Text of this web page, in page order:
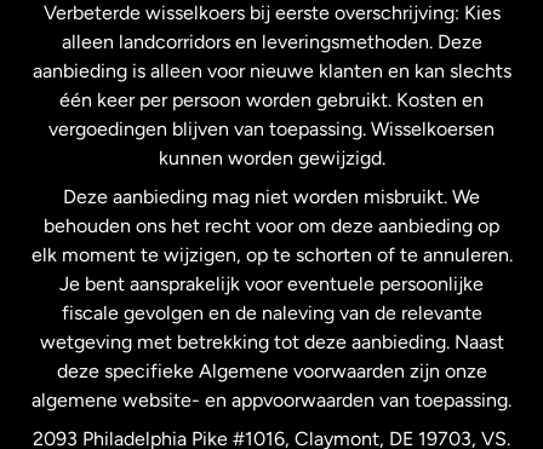
Maleisië
Nederland
Nieuw-Zeeland
Spanje
Verenigd Koninkrijk
Verenigde Staten English
Verbeterde wisselkoers bij eerste overschrijving: Kies
alleen landcorridors en leveringsmethoden. Deze
aanbieding is alleen voor nieuwe klanten en kan slechts
één keer per persoon worden gebruikt. Kosten en
vergoedingen blijven van toepassing. Wisselkoersen
kunnen worden gewijzigd.
Deze aanbieding mag niet worden misbruikt. We
behouden ons het recht voor om deze aanbieding op
elk moment te wijzigen, op te schorten of te annuleren.
Je bent aansprakelijk voor eventuele persoonlijke
fiscale gevolgen en de naleving van de relevante
wetgeving met betrekking tot deze aanbieding. Naast
deze specifieke Algemene voorwaarden zijn onze
algemene website- en appvoorwaarden van toepassing.
2093 Philadelphia Pike #1016, Claymont, DE 19703, VS.